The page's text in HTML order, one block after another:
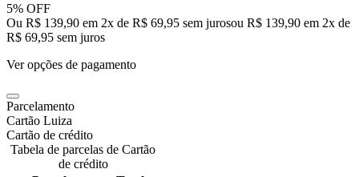
5% OFF
Ou R$ 139,90 em 2x de R$ 69,95 sem jurosou R$ 139,90 em 2x de
R$ 69,95 sem juros
Ver opções de pagamento
Parcelamento
Cartão Luiza
Cartão de crédito
Tabela de parcelas de Cartão
de crédito